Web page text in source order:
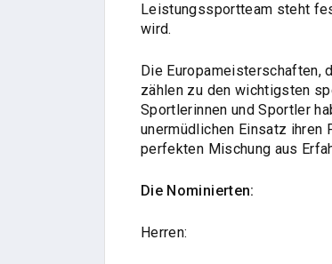
Leistungssportteam steht
wird.
Die Europameisterschaften,
zählen zu den wichtigsten
Sportlerinnen und Sportler
unermüdlichen Einsatz ihren
perfekten Mischung aus
Die Nominierten:
Herren: